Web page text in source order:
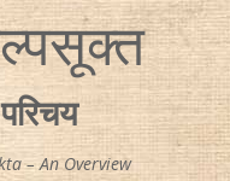
– An Overview